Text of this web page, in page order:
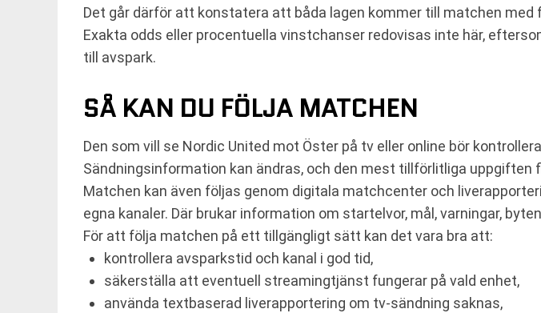
Det går därför att konstatera att båda lagen kommer till matchen
Exakta odds eller procentuella vinstchanser redovisas inte här,
till avspark.
SÅ KAN DU FÖLJA MATCHEN
Den som vill se Nordic United mot Öster på tv eller online bör
Sändningsinformation kan ändras, och den mest tillförlitliga uppgiften
Matchen kan även följas genom digitala matchcenter och
egna kanaler. Där brukar information om startelvor, mål, varningar,
För att följa matchen på ett tillgängligt sätt kan det vara bra att:
kontrollera avsparkstid och kanal i god tid,
säkerställa att eventuell streamingtjänst fungerar på vald enhet,
använda textbaserad liverapportering om tv-sändning saknas,